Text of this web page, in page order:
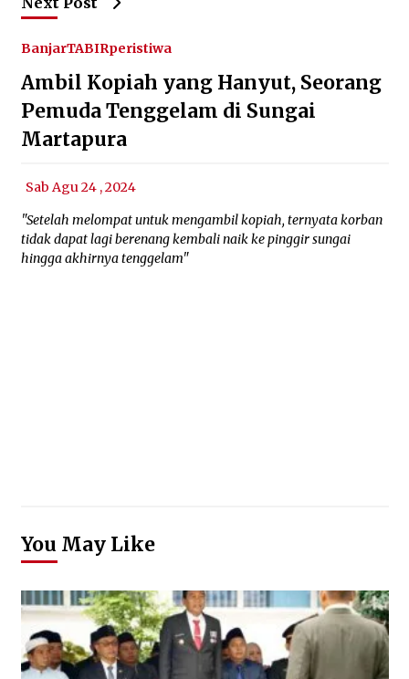
BanjarTABIRperistiwa
Ambil Kopiah yang Hanyut, Seorang
Pemuda Tenggelam di Sungai
Martapura
Sab Agu 24 , 2024
"Setelah melompat untuk mengambil kopiah, ternyata korban
tidak dapat lagi berenang kembali naik ke pinggir sungai
hingga akhirnya tenggelam"
You May Like